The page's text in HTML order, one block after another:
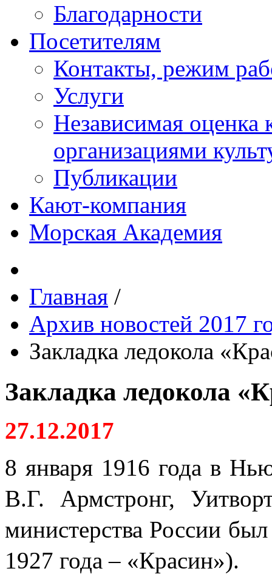
Благодарности
Посетителям
Контакты, режим
Услуги
Независимая оценка
организациями
Публикации
Кают-компания
Морская Академия
Главная /
Архив новостей 2017
Закладка ледокола
Закладка ледокола
27.12.2017
8 января 1916 года в
В.Г. Армстронг,
министерства России
1927 года – «Красин»).